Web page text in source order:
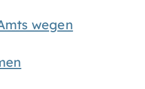
wegen